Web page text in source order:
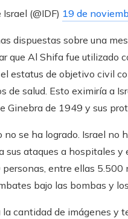
(@IDF) 19 de
dispuestas sobre una
que Al Shifa fue utilizado
estatus de objetivo civil
de salud. Esto eximiría a
Ginebra de 1949 y sus
se ha logrado. Israel no
sus ataques a hospitales
entre ellas 5.500
bajo las bombas y
la cantidad de imágenes y